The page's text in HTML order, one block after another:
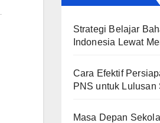
Strategi Belajar
Indonesia Lewat
Cara Efektif
PNS untuk Lulusan
Masa Depan